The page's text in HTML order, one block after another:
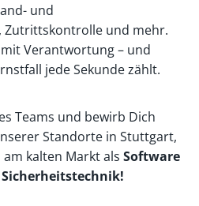
und
Zutrittskontrolle und mehr.
Verantwortung – und
jede Sekunde zählt.
Teams und bewirb Dich
Standorte in Stuttgart,
kalten Markt als Software